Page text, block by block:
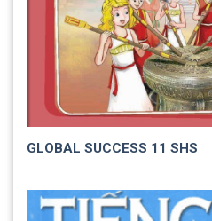
GLOBAL SUCCESS 11 SHS